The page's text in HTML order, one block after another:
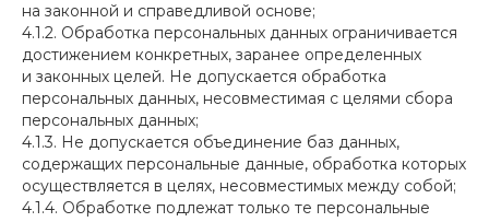
на законной и справедливой основе;
4.1.2. Обработка персональных данных ограничивается
достижением конкретных, заранее определенных
и законных целей. Не допускается обработка
персональных данных, несовместимая с целями сбора
персональных данных;
4.1.3. Не допускается объединение баз данных,
содержащих персональные данные, обработка которых
осуществляется в целях, несовместимых между собой;
4.1.4. Обработке подлежат только те персональные